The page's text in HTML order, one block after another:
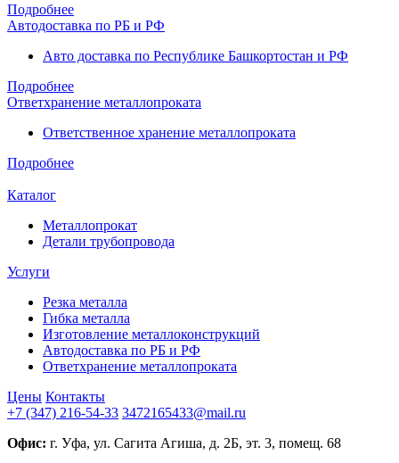
Подробнее
Автодоставка по РБ и РФ
Авто доставка по Республике Башкортостан и РФ
Подробнее
Ответхранение металлопроката
Ответственное хранение металлопроката
Подробнее
Каталог
Металлопрокат
Детали трубопровода
Услуги
Резка металла
Гибка металла
Изготовление металлоконструкций
Автодоставка по РБ и РФ
Ответхранение металлопроката
Цены Контакты
+7 (347) 216-54-33 3472165433@mail.ru
Офис: г. Уфа, ул. Сагита Агиша, д. 2Б, эт. 3, помещ. 68